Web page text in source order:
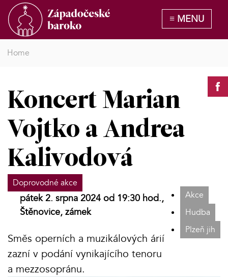
Home
Koncert Marian
Vojtko a Andrea
Kalivodová
Doprovodné akce
Akce
Hudba
Plzeň jih
pátek 2. srpna 2024 od 19:30 hod.,
Štěnovice, zámek
Směs operních a muzikálových árií
zazní v podání vynikajícího tenoru
a mezzosopránu.